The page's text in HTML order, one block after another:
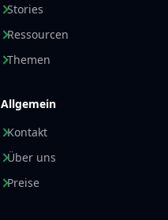
Stories
Ressourcen
Themen
Allgemein
Kontakt
Über uns
Preise